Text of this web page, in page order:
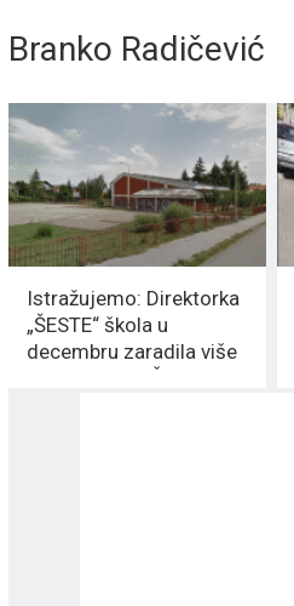
Branko Radičević
Istražujemo: Direktorka
„ŠESTE“ škola u
decembru zaradila više
od GRADONAČELNKA